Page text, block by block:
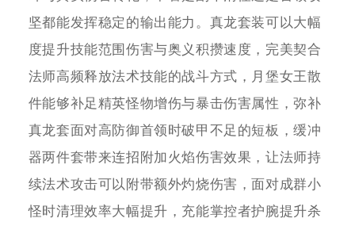
坚都能发挥稳定的输出能力。真龙套装可以大幅
度提升技能范围伤害与奥义积攒速度，完美契合
法师高频释放法术技能的战斗方式，月堡女王散
件能够补足精英怪物增伤与暴击伤害属性，弥补
真龙套面对高防御首领时破甲不足的短板，缓冲
器两件套带来连招附加火焰伤害效果，让法师持
续法术攻击可以附带额外灼烧伤害，面对成群小
怪时清理效率大幅提升，充能掌控者护腕提升杀